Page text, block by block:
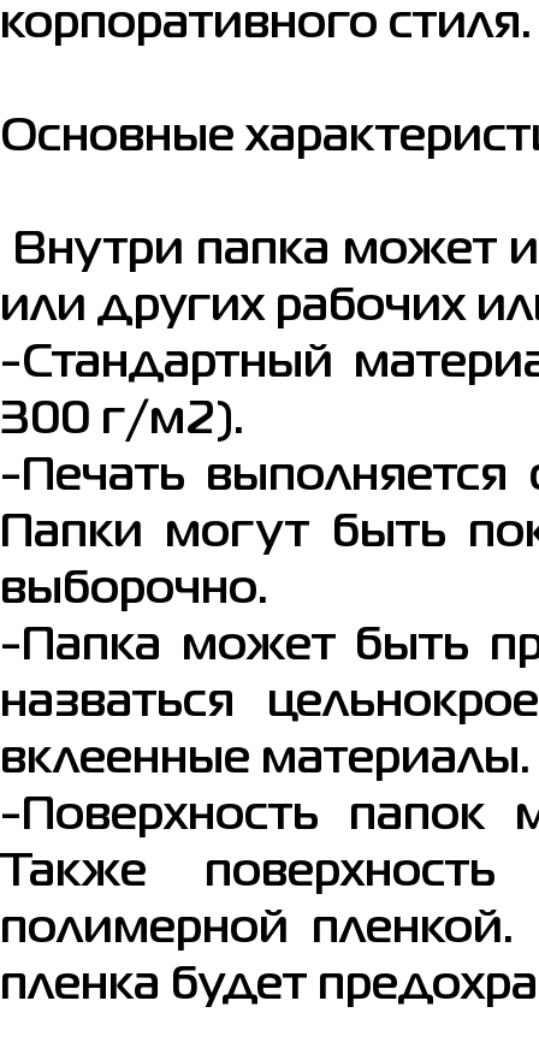
корпоративного стиля.
Основные
Внутри папка может
или других рабочих
-Стандартный
300 г/м2).
-Печать
Папки могут быть
выборочно.
-Папка может быть
назваться
вклеенные материалы.
-Поверхность папок
Также
полимерной
пленка будет